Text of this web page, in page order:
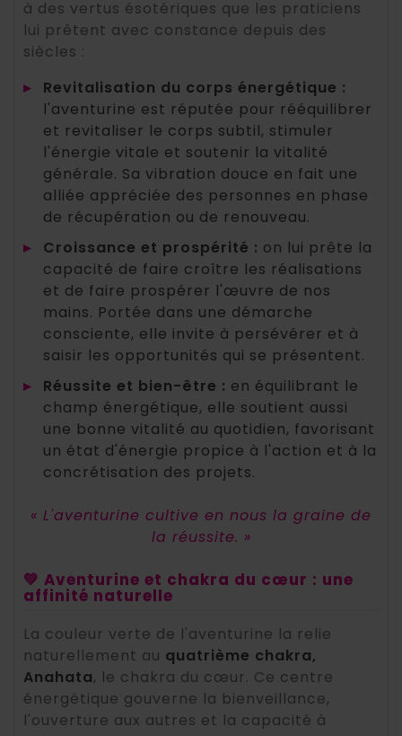
à des vertus ésotériques que les praticiens
lui prêtent avec constance depuis des
siècles :
▸
Revitalisation du corps énergétique :
l'aventurine est réputée pour rééquilibrer
et revitaliser le corps subtil, stimuler
l'énergie vitale et soutenir la vitalité
générale. Sa vibration douce en fait une
alliée appréciée des personnes en phase
de récupération ou de renouveau.
▸
Croissance et prospérité : on lui prête la
capacité de faire croître les réalisations
et de faire prospérer l'œuvre de nos
mains. Portée dans une démarche
consciente, elle invite à persévérer et à
saisir les opportunités qui se présentent.
▸
Réussite et bien-être : en équilibrant le
champ énergétique, elle soutient aussi
une bonne vitalité au quotidien, favorisant
un état d'énergie propice à l'action et à la
concrétisation des projets.
« L'aventurine cultive en nous la graine de
la réussite. »
💚 Aventurine et chakra du cœur : une
affinité naturelle
La couleur verte de l'aventurine la relie
naturellement au quatrième chakra,
Anahata, le chakra du cœur. Ce centre
énergétique gouverne la bienveillance,
l'ouverture aux autres et la capacité à